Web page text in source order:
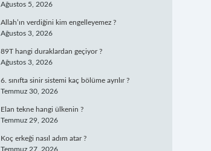
Ağustos 5, 2026
Allah’ın verdiğini kim engelleyemez ?
Ağustos 3, 2026
89T hangi duraklardan geçiyor ?
Ağustos 3, 2026
6. sınıfta sinir sistemi kaç bölüme ayrılır ?
Temmuz 30, 2026
Elan tekne hangi ülkenin ?
Temmuz 29, 2026
Koç erkeği nasıl adım atar ?
Temmuz 27, 2026